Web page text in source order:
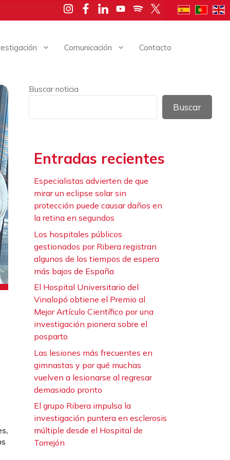
Comunicación Contacto
Buscar noticia
Buscar
Entradas recientes
Especialistas advierten de que
mirar un eclipse solar sin
protección puede causar daños en
la retina en segundos
Los hospitales públicos
gestionados por Ribera registran
algunos de los tiempos de espera
más bajos de España
El Hospital Universitario del
Vinalopó obtiene el Premio al
Mejor Artículo Científico por una
investigación pionera sobre el
posparto
Las lesiones más frecuentes en
gimnastas y por qué muchas
vuelven a lesionarse al regresar
demasiado pronto
El grupo Ribera impulsa la
investigación puntera en esclerosis
múltiple desde el Hospital de
Torrejón